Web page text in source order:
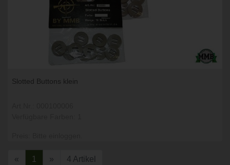
Slotted Buttons klein
« 1 » 4 Artikel